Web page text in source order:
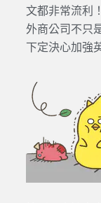
文都非常流利
外商公司不只
下定決心加強